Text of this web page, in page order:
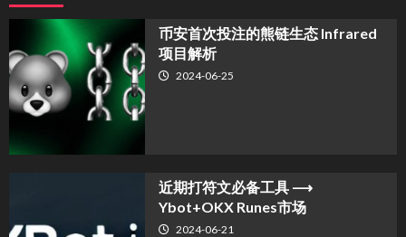
币安首次投注的熊链生态 Infrared
项目解析
2024-06-25
近期打符文必备工具 ⟶
Ybot+OKX Runes市场
2024-06-21